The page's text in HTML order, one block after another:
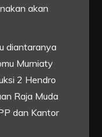
akan
diantaranya
Murniaty
2 Hendro
Raja Muda
dan Kantor